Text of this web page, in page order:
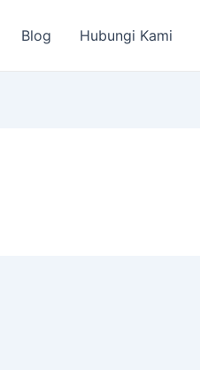
Blog Hubungi Kami